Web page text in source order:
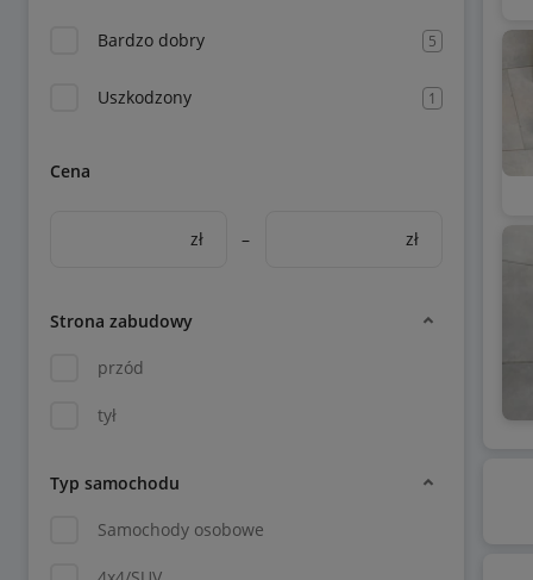
Bardzo dobry 5
Uszkodzony 1
Cena
zł – zł
Strona zabudowy
przód
tył
Typ samochodu
Samochody osobowe